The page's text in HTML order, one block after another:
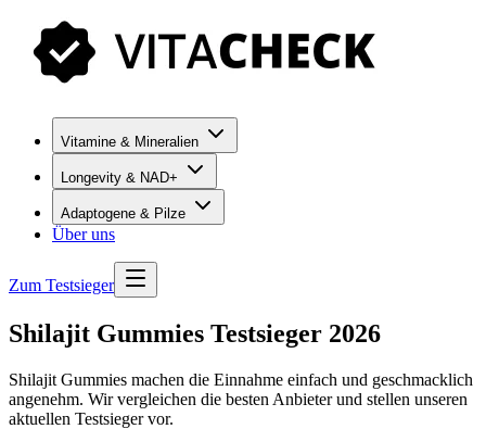
Vitamine & Mineralien
Longevity & NAD+
Adaptogene & Pilze
Über uns
Zum Testsieger
Shilajit Gummies Testsieger 2026
Shilajit Gummies machen die Einnahme einfach und geschmacklich
angenehm. Wir vergleichen die besten Anbieter und stellen unseren
aktuellen Testsieger vor.